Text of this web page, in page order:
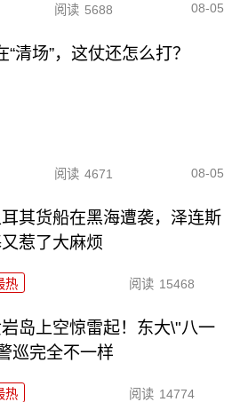
阅读 5688 08-05
清场”，这仗还怎么打？
阅读 4671 08-05
耳其货船在黑海遭袭，泽连斯
惹了大麻烦
热 阅读 15468
岛上空惊雷起！东大\"八一
巡完全不一样
热 阅读 14774